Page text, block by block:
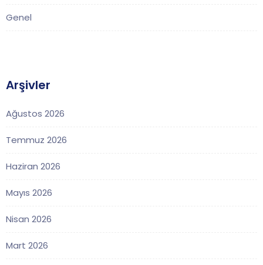
Genel
Arşivler
Ağustos 2026
Temmuz 2026
Haziran 2026
Mayıs 2026
Nisan 2026
Mart 2026